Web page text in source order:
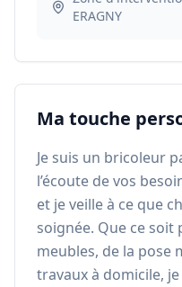
ERAGNY
Ma touche
Je suis un bricoleur
l’écoute de vos
et je veille à ce que
soignée. Que ce
meubles, de la pose
travaux à domicile,